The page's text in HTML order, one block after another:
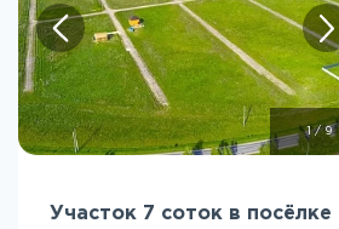
1/9
Участок 7 соток в посёлке